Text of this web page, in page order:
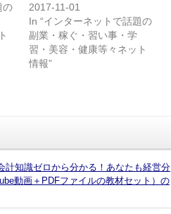
の
2017-11-01
In “インターネットで話題の
副業・稼ぐ・習い事・学
習・美容・健康等々ネット
情報”
知識ゼロから分かる！あなたも経営分
動画＋PDFファイルの教材セット）の